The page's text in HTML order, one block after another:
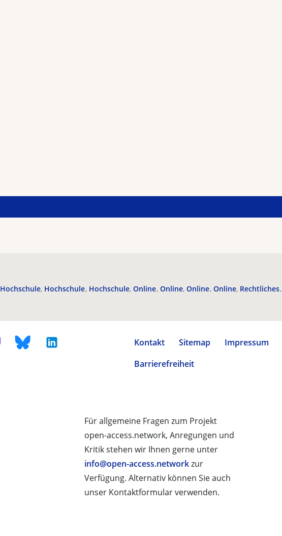
Hochschule Hochschule Hochschule Online Online Online Online Rechtliches
Kontakt Sitemap Impressum
Barrierefreiheit
Für allgemeine Fragen zum Projekt
open-access.network, Anregungen und
Kritik stehen wir Ihnen gerne unter
info@open-access.networkzur
Verfügung. Alternativ können Sie auch
unser Kontaktformular verwenden.